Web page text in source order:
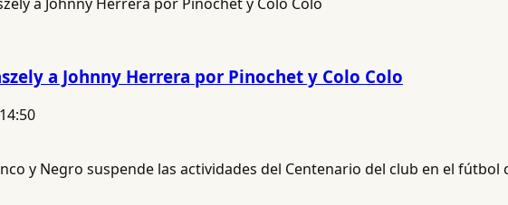
a Johnny Herrera por Pinochet y Colo Colo